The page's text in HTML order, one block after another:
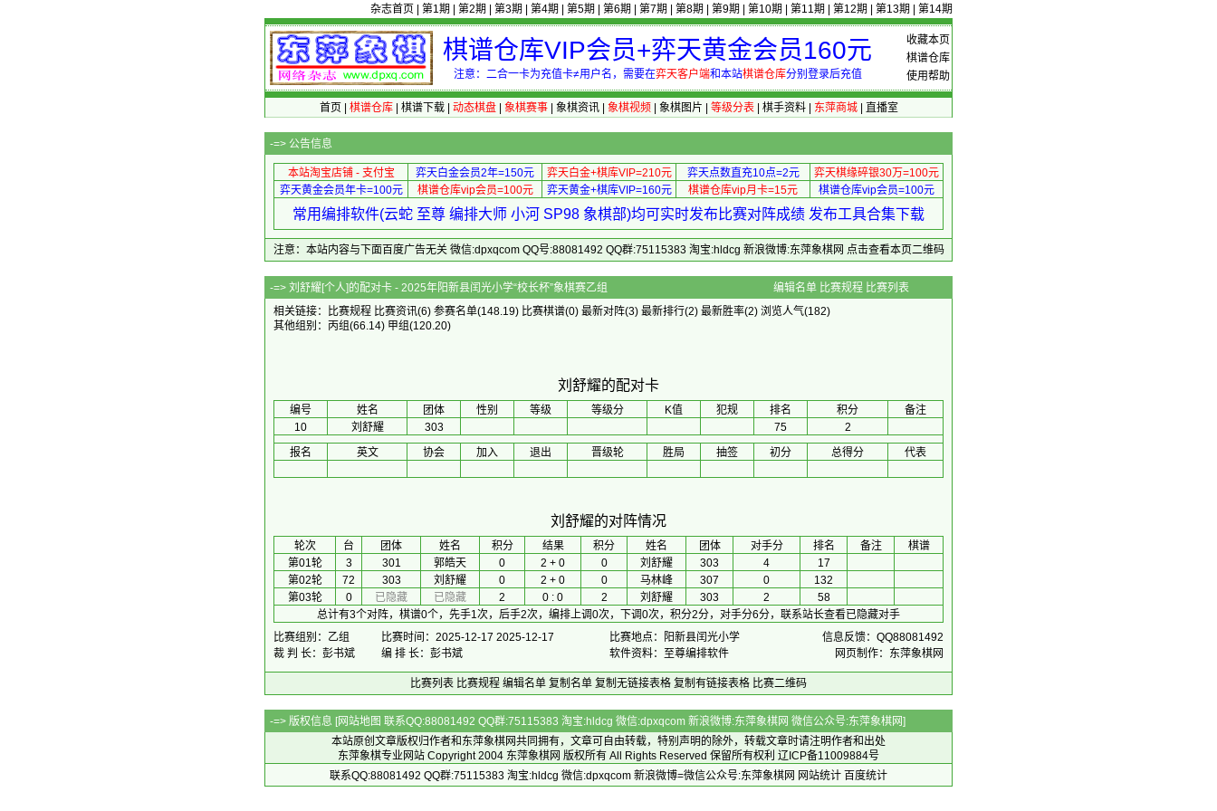
杂志首页 第1期 第2期 第3期 第4期 第5期 第6期 第7期 第8期 第9期 第10期 第11期 第12期 第13期 第14期
收藏本页
棋谱仓库
使用帮助
棋谱仓库VIP会员+弈天黄金会员160元
注意：二合一卡为充值卡≠用户名，需要在弈天客户端和本站棋谱仓库分别登录后充值
首页 棋谱仓库| 棋谱下载| 动态棋盘| 象棋赛事| 象棋资讯| 象棋视频 象棋图片 等级分表| 棋手资料| 东萍商城| 直播室
-=> 公告信息
本站淘宝店铺 - 支付宝 弈天白金会员2年=150元 弈天白金+棋库VIP=210元 弈天点数直充10点=2元
弈天棋缘碎银30万=100元
弈天黄金会员年卡=100元
棋谱仓库vip会员=100元 弈天黄金+棋库VIP=160元 棋谱仓库vip月卡=15元 棋谱仓库vip会员=100元
常用编排软件(云蛇 至尊 编排大师 小河 SP98 象棋部)均可实时发布比赛对阵成绩 发布工具合集下载
注意：本站内容与下面百度广告无关 微信:dpxqcom QQ号:88081492 QQ群:75115383 淘宝:hldcg 新浪微博:东萍象棋网 点击查看本页二维码
-=> 刘舒耀[个人]的配对卡 - 2025年阳新县闰光小学“校长杯”象棋赛乙组 编辑名单 比赛规程 比赛列表
相关链接：
比赛规程 比赛资讯(6) 参赛名单(148.19) 比赛棋谱(0) 最新对阵(3) 最新排行(2) 最新胜率(2) 浏览人气(182)
其他组别： 丙组(66.14) 甲组(120.20)
刘舒耀的配对卡
编号 姓名 团体 性别 等级 等级分 K值 犯规 排名 积分
备注
10
刘舒耀 303 75
2
报名
英文 协会 加入 退出 晋级轮 胜局 抽签 初分 总得分 代表
刘舒耀的对阵情况
轮次 台 团体 姓名 积分 结果 积分 姓名 团体 对手分 排名 备注
棋谱
第01轮
3 301 郭皓天 0 2 + 0 0 刘舒耀 303 4
17
第02轮
72 303 刘舒耀 0 2 + 0 0 马林峰 307 0
132
第03轮
0 已隐藏 已隐藏 2 0 : 0 2 刘舒耀 303 2
58
总计有3个对阵，棋谱0个，先手1次，后手2次，编排上调0次，下调0次，积分2分，对手分6分，联系站长查看已隐藏对手
比赛组别：乙组
比赛时间：2025-12-17 2025-12-17 比赛地点：阳新县闰光小学
信息反馈：QQ88081492
裁 判 长：彭书斌
编 排 长：彭书斌 软件资料：至尊编排软件 网页制作：东萍象棋网
比赛列表 比赛规程 编辑名单 复制名单 复制无链接表格 复制有链接表格 比赛二维码
-=> 版权信息 [网站地图 联系QQ:88081492 QQ群:75115383 淘宝:hldcg 微信:dpxqcom 新浪微博:东萍象棋网 微信公众号:东萍象棋网]
本站原创文章版权归作者和 东萍象棋网共同拥有，文章可自由转载，特别声明的除外，转载文章时请注明作者和出处
东萍象棋专业网站 Copyright 2004 东萍象棋网 版权所有 All Rights Reserved 保留所有权利 辽ICP备11009884号
联系QQ:88081492 QQ群:75115383 淘宝:hldcg 微信:dpxqcom 新浪微博=微信公众号:东萍象棋网 网站统计 百度统计